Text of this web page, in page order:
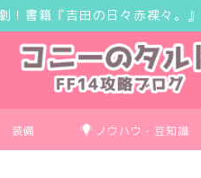
！書籍『吉田の日々赤裸々。
装備 ノウハウ・豆知識